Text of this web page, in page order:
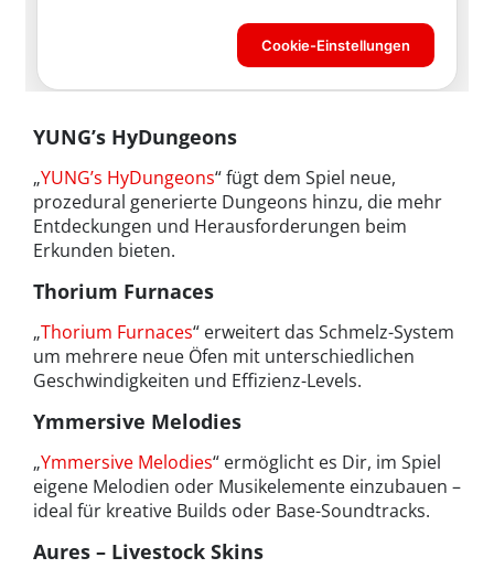
YUNG’s HyDungeons
„YUNG’s HyDungeons“ fügt dem Spiel neue,
prozedural generierte Dungeons hinzu, die mehr
Entdeckungen und Herausforderungen beim
Erkunden bieten.
Thorium Furnaces
„Thorium Furnaces“ erweitert das Schmelz-System
um mehrere neue Öfen mit unterschiedlichen
Geschwindigkeiten und Effizienz-Levels.
Ymmersive Melodies
„Ymmersive Melodies“ ermöglicht es Dir, im Spiel
eigene Melodien oder Musikelemente einzubauen –
ideal für kreative Builds oder Base-Soundtracks.
Aures – Livestock Skins